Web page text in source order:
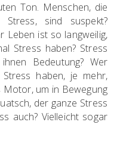
Ton. Menschen, die
sind suspekt?
Leben ist so langweilig,
Stress haben? Stress
Bedeutung? Wer
haben, je mehr,
um in Bewegung
der ganze Stress
auch? Vielleicht sogar